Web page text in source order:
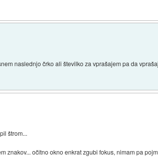
naslednjo črko ali številko za vprašajem pa da
štrom...
znakov... očitno okno enkrat zgubi fokus, nimam pa